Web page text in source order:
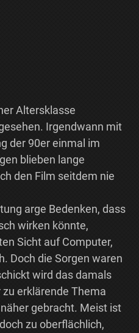
Altersklasse
Irgendwann mit
der 90er einmal im
blieben lange
den Film seitdem nie
arge Bedenken, dass
wirken könnte,
Sicht auf Computer,
Doch die Sorgen waren
wird das damals
erklärende Thema
gebracht. Meist ist
zu oberflächlich,